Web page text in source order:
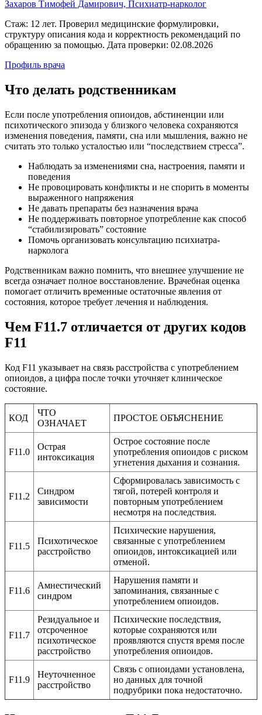
Захаров Тимофей Дамирович, Психиатр-нарколог
Стаж: 12 лет. Проверил медицинские формулировки,
структуру описания кода и корректность рекомендаций по
обращению за помощью. Дата проверки: 02.08.2026
Профиль врача
Что делать родственникам
Если после употребления опиоидов, абстиненции или
психотического эпизода у близкого человека сохраняются
изменения поведения, памяти, сна или мышления, важно не
считать это только усталостью или “последствием стресса”.
Наблюдать за изменениями сна, настроения, памяти и
поведения
Не провоцировать конфликты и не спорить в моменты
выраженного напряжения
Не давать препараты без назначения врача
Не поддерживать повторное употребление как способ
“стабилизировать” состояние
Помочь организовать консультацию психиатра-
нарколога
Родственникам важно помнить, что внешнее улучшение не
всегда означает полное восстановление. Врачебная оценка
помогает отличить временные остаточные явления от
состояния, которое требует лечения и наблюдения.
Чем F11.7 отличается от других кодов
F11
Код F11 указывает на связь расстройства с употреблением
опиоидов, а цифра после точки уточняет клиническое
состояние.
КОД
ЧТО
ОЗНАЧАЕТ
ПРОСТОЕ ОБЪЯСНЕНИЕ
F11.0
Острая
интоксикация
Острое состояние после
употребления опиоидов с риском
угнетения дыхания и сознания.
F11.2
Синдром
зависимости
Сформировалась зависимость с
тягой, потерей контроля и
повторным употреблением
несмотря на последствия.
F11.5
Психотическое
расстройство
Психические нарушения,
связанные с употреблением
опиоидов, интоксикацией или
отменой.
F11.6
Амнестический
синдром
Нарушения памяти и
запоминания, связанные с
употреблением опиоидов.
F11.7
Резидуальное и
отсроченное
психотическое
расстройство
Психические последствия,
которые сохраняются или
проявляются спустя время после
употребления опиоидов.
F11.9
Неуточненное
расстройство
Связь с опиоидами установлена,
но данных для точной
подрубрики пока недостаточно.